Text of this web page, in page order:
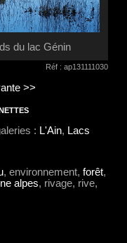
du lac Génin
Réf : ap131111030
>>
: L'Ain, Lacs
, environnement, forêt,
alpes, rivage, rive,